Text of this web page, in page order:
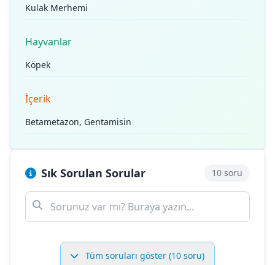
Kulak Merhemi
Hayvanlar
Köpek
İçerik
Betametazon, Gentamisin
Sık Sorulan Sorular 10 soru
Tüm soruları göster (10 soru)